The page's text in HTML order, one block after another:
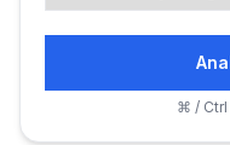
⌘ / Ctrl